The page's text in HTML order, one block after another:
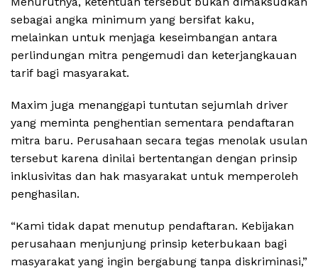
sebagai angka minimum yang bersifat kaku,
melainkan untuk menjaga keseimbangan antara
perlindungan mitra pengemudi dan keterjangkauan
tarif bagi masyarakat.
Maxim juga menanggapi tuntutan sejumlah driver
yang meminta penghentian sementara pendaftaran
mitra baru. Perusahaan secara tegas menolak usulan
tersebut karena dinilai bertentangan dengan prinsip
inklusivitas dan hak masyarakat untuk memperoleh
penghasilan.
“Kami tidak dapat menutup pendaftaran. Kebijakan
perusahaan menjunjung prinsip keterbukaan bagi
masyarakat yang ingin bergabung tanpa diskriminasi,”